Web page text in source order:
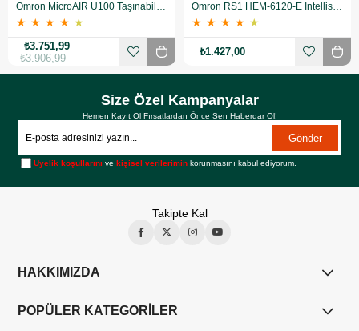
Omron MicroAIR U100 Taşınabilir Nebulizatör
★ ★ ★ ★ ★
₺3.751,99
₺3.906,99
Omron RS1 HEM-6120-E Intellisense Bilekten Dijital Tansiyon Aleti
★ ★ ★ ★ ★
₺1.427,00
Size Özel Kampanyalar
Hemen Kayıt Ol Fırsatlardan Önce Sen Haberdar Ol!
Gönder
Üyelik koşullarını vekişisel verilerimin korunmasını kabul ediyorum.
Takipte Kal
HAKKIMIZDA
POPÜLER KATEGORİLER